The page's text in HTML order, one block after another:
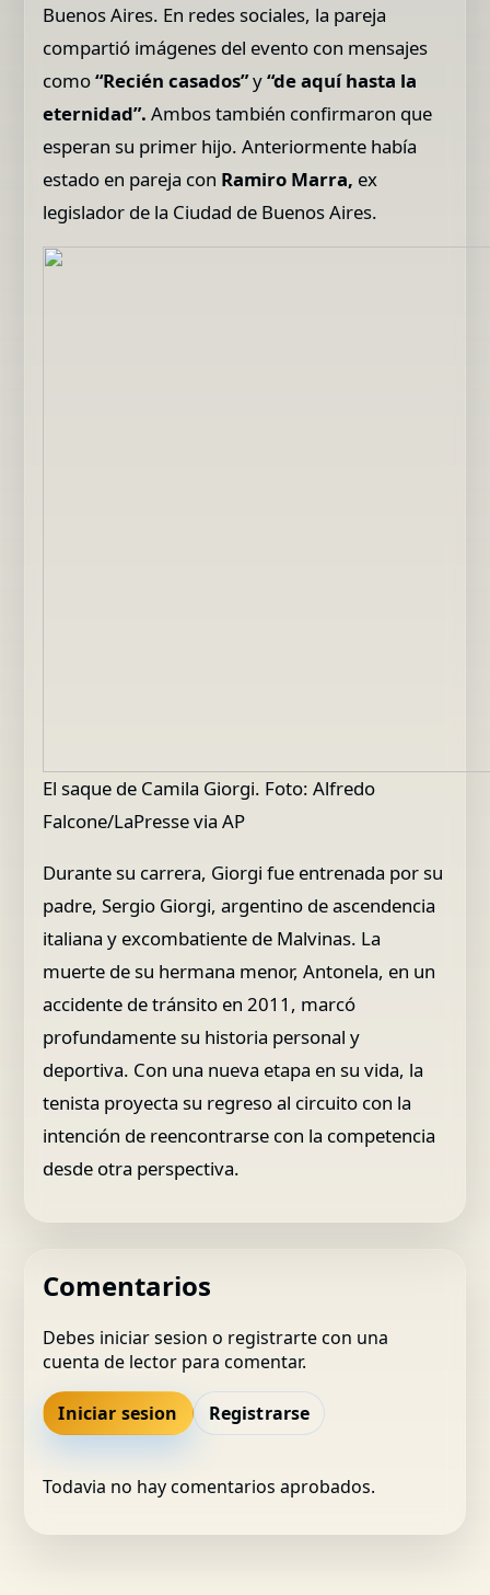
Buenos Aires. En redes sociales, la pareja
compartió imágenes del evento con mensajes
como“Recién casados”y“de aquí hasta la
eternidad”.Ambos también confirmaron que
esperan su primer hijo. Anteriormente había
estado en pareja con Ramiro Marra, ex
legislador de la Ciudad de Buenos Aires.
El saque de Camila Giorgi. Foto: Alfredo
Falcone/LaPresse via AP
Durante su carrera, Giorgi fue entrenada por su
padre, Sergio Giorgi, argentino de ascendencia
italiana y excombatiente de Malvinas. La
muerte de su hermana menor, Antonela, en un
accidente de tránsito en 2011, marcó
profundamente su historia personal y
deportiva. Con una nueva etapa en su vida, la
tenista proyecta su regreso al circuito con la
intención de reencontrarse con la competencia
desde otra perspectiva.
Comentarios
Debes iniciar sesion o registrarte con una
cuenta de lector para comentar.
Iniciar sesion Registrarse
Todavia no hay comentarios aprobados.